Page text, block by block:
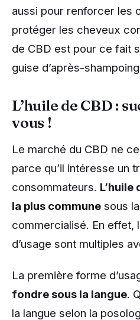
aussi pour renforcer les
protéger les cheveux
de CBD est pour ce fait
guise d’après-
L’huile de CBD :
vous !
Le marché du CBD ne
parce qu’il intéresse un
consommateurs. L’huile
la plus commune sous
commercialisé. En effet,
d’usage sont multiples
La première forme
fondre sous la langue.
la langue selon la